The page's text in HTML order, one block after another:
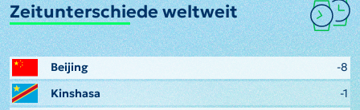
Zeitunterschiede weltweit
Beijing
-8
Kinshasa
-1